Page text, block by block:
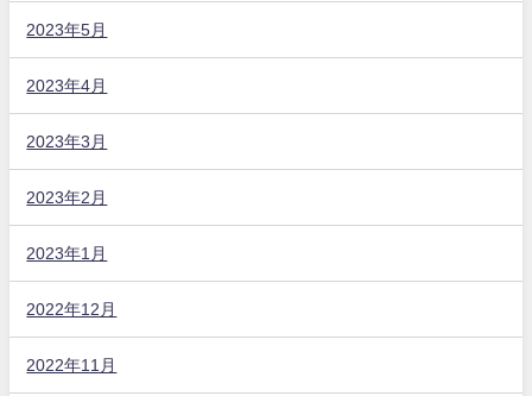
2023年5月
2023年4月
2023年3月
2023年2月
2023年1月
2022年12月
2022年11月